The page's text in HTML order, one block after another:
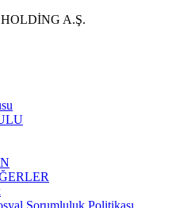
A.Ş.
Sorumluluk Politikası